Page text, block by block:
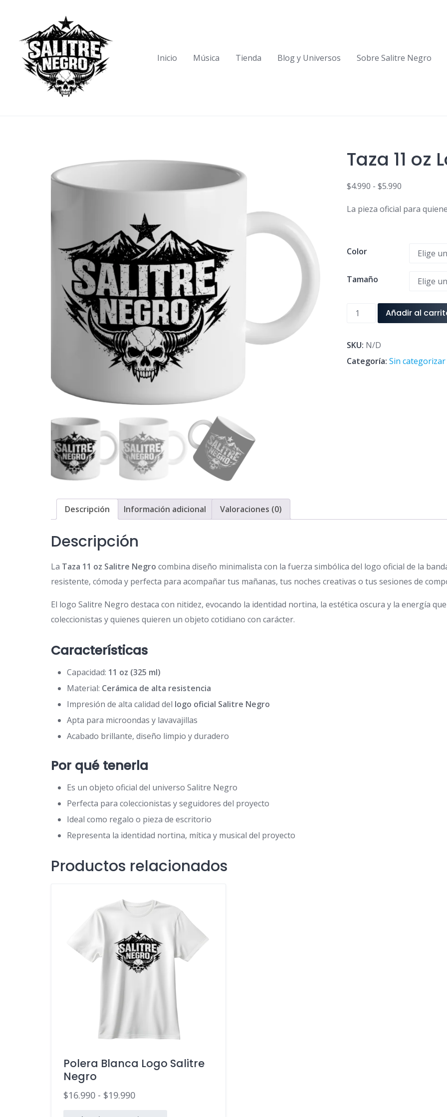
Inicio Música Tienda Blog y Universos Sobre Salitre Negro
Taza 11 oz
$4.990 - $5.990
de
hasta
La pieza oficial para
Color
Tamaño
Taza
Logo
Salitre
Añadir al
SKU: N/D
Categoría: Sin categorizar
Descripción Información adicional Valoraciones (0)
Descripción
La Taza 11 oz Salitre Negro combina diseño minimalista con la fuerza simbólica del logo oficial de la
resistente, cómoda y perfecta para acompañar tus mañanas, tus noches creativas o tus sesiones de
El logo Salitre Negro destaca con nitidez, evocando la identidad nortina, la estética oscura y la energía
coleccionistas y quienes quieren un objeto cotidiano con carácter.
Características
Capacidad: 11 oz (325 ml)
Material: Cerámica de alta resistencia
Impresión de alta calidad del logo oficial Salitre Negro
Apta para microondas y lavavajillas
Acabado brillante, diseño limpio y duradero
Por qué tenerla
Es un objeto oficial del universo Salitre Negro
Perfecta para coleccionistas y seguidores del proyecto
Ideal como regalo o pieza de escritorio
Representa la identidad nortina, mítica y musical del proyecto
Productos relacionados
Polera Blanca Logo Salitre
Negro
$16.990 - $19.990